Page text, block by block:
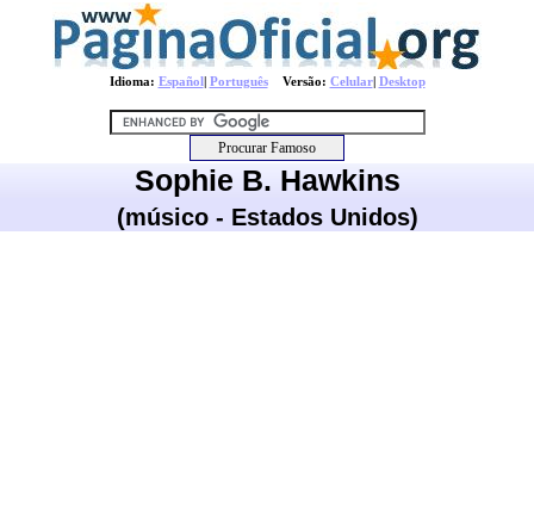
Idioma: Español| PortuguêsVersão: Celular| Desktop
Sophie B. Hawkins
(músico - Estados Unidos)